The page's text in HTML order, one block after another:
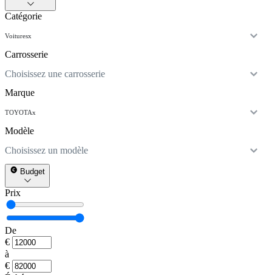
Catégorie
Voituresx
Carrosserie
Choisissez une carrosserie
Marque
TOYOTAx
Modèle
Choisissez un modèle
Budget
Prix
De
€
à
€